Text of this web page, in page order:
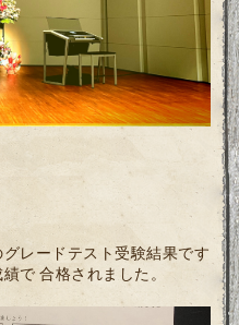
レードテスト受験結果です
で 合格されました。